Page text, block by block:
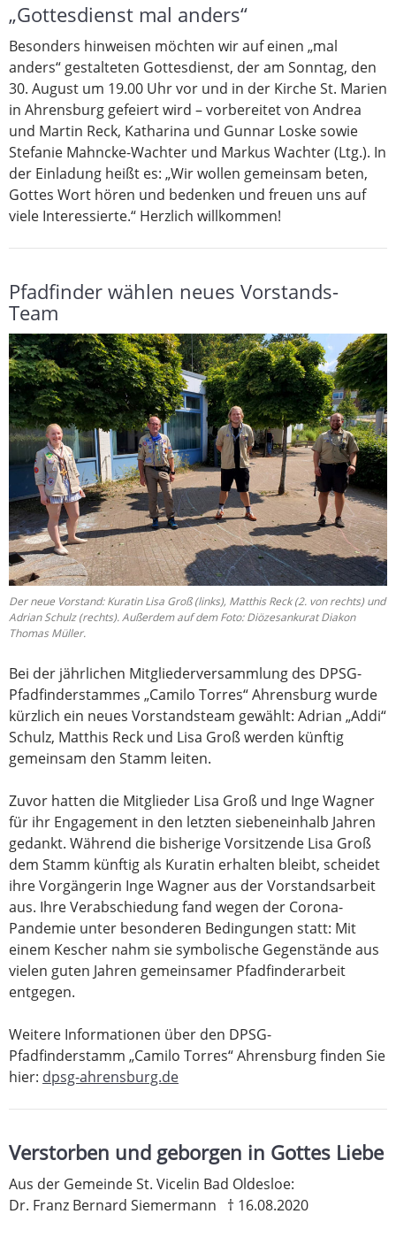
„Gottesdienst mal anders“
Besonders hinweisen möchten wir auf einen „mal
anders“ gestalteten Gottesdienst, der am Sonntag, den
30. August um 19.00 Uhr vor und in der Kirche St. Marien
in Ahrensburg gefeiert wird – vorbereitet von Andrea
und Martin Reck, Katharina und Gunnar Loske sowie
Stefanie Mahncke-Wachter und Markus Wachter (Ltg.). In
der Einladung heißt es: „Wir wollen gemeinsam beten,
Gottes Wort hören und bedenken und freuen uns auf
viele Interessierte.“ Herzlich willkommen!
Pfadfinder wählen neues Vorstands-
Team
Der neue Vorstand: Kuratin Lisa Groß (links), Matthis Reck (2. von rechts) und
Adrian Schulz (rechts). Außerdem auf dem Foto: Diözesankurat Diakon
Thomas Müller.
Bei der jährlichen Mitgliederversammlung des DPSG-
Pfadfinderstammes „Camilo Torres“ Ahrensburg wurde
kürzlich ein neues Vorstandsteam gewählt: Adrian „Addi“
Schulz, Matthis Reck und Lisa Groß werden künftig
gemeinsam den Stamm leiten.
Zuvor hatten die Mitglieder Lisa Groß und Inge Wagner
für ihr Engagement in den letzten siebeneinhalb Jahren
gedankt. Während die bisherige Vorsitzende Lisa Groß
dem Stamm künftig als Kuratin erhalten bleibt, scheidet
ihre Vorgängerin Inge Wagner aus der Vorstandsarbeit
aus. Ihre Verabschiedung fand wegen der Corona-
Pandemie unter besonderen Bedingungen statt: Mit
einem Kescher nahm sie symbolische Gegenstände aus
vielen guten Jahren gemeinsamer Pfadfinderarbeit
entgegen.
Weitere Informationen über den DPSG-
Pfadfinderstamm „Camilo Torres“ Ahrensburg finden Sie
hier: dpsg-ahrensburg.de
Verstorben und geborgen in Gottes Liebe
Aus der Gemeinde St. Vicelin Bad Oldesloe:
Dr. Franz Bernard Siemermann † 16.08.2020